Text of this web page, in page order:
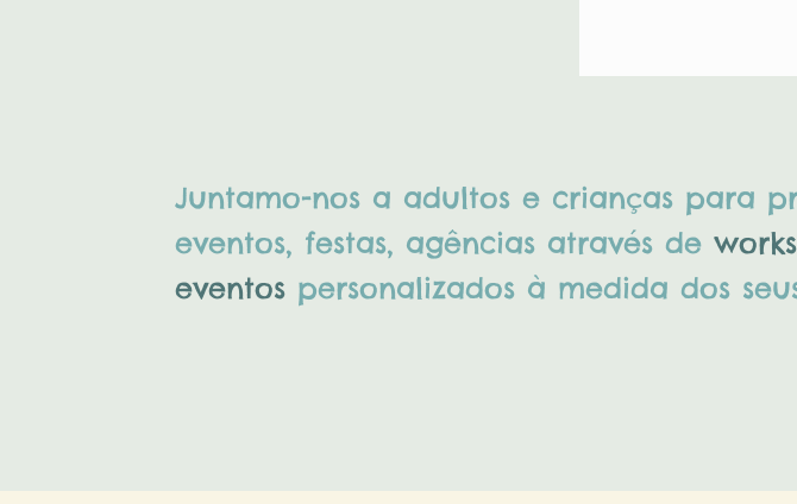
Juntamo-nos a adultos e crianças para
eventos, festas, agências através de
eventos personalizados à medida dos